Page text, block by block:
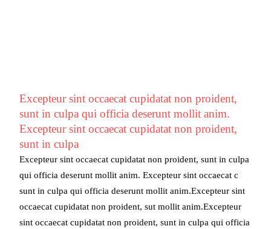
Excepteur sint occaecat cupidatat non proident,
sunt in culpa qui officia deserunt mollit anim.
Excepteur sint occaecat cupidatat non proident,
sunt in culpa
Excepteur sint occaecat cupidatat non proident, sunt in culpa
qui officia deserunt mollit anim. Excepteur sint occaecat c
sunt in culpa qui officia deserunt mollit anim.Excepteur sint
occaecat cupidatat non proident, sut mollit anim.Excepteur
sint occaecat cupidatat non proident, sunt in culpa qui officia